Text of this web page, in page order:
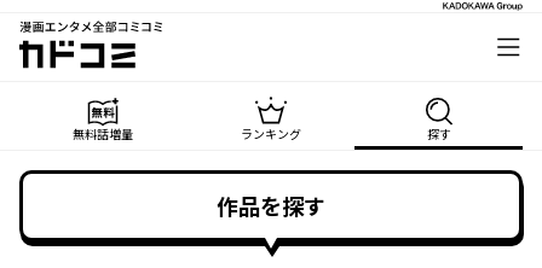
漫画エンタメ全部コミコミ
カドコミ
無料話増量 ランキング 探す
作品を探す